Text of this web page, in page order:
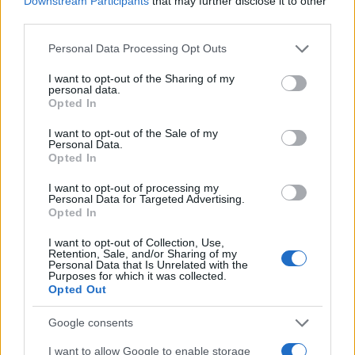
Please note that this website/app uses one or more Google
not limited to your visit or usage behaviour. You may click to
grant or deny consent to Google and its third-party tags to
use your data for below specified purposes in below Google
consent section.
Personal Data Processing Opt Outs
I want to opt-out of the Sharing of my
personal data.
Opted In
I want to opt-out of the Sale of my
Personal Data.
Opted In
I want to opt-out of processing my
Personal Data for Targeted Advertising.
Opted In
I want to opt-out of Collection, Use,
Retention, Sale, and/or Sharing of my
Personal Data that Is Unrelated with the
Purposes for which it was collected.
Opted Out
Google consents
I want to allow Google to enable storage
διανομή συμπληρώνεται από ηθοποιούς «βαρέων
βαρών»: οRobert Pattinson, ηLupita Nyong’oκαι η
Zendayaσυμμετέχουν σε ρόλους που η παραγωγή
Ξεχωριστή αναφορά πρέπει να γίνει στην
γοητευτική και επικίνδυνη μάγισσα που αποτελεί ένα
από τα μεγαλύτερα εμπόδια στο ταξίδι του νόστου.
Πιστός στην παράδοσή του να αποφεύγει τη χρήση
CGI όπου είναι δυνατόν, ο Nolan φαίνεται πως
επένδυσε σε πρακτικά εφέ για να αποδώσει τα
τέρατα της Οδύσσειας. Το trailer χαρίζει μια σύντομη
αλλά τρομακτική ματιά στον Κύκλωπα Πολύφημο. Οι
πληροφορίες θέλουν τον σκηνοθέτη να έχει
χρησιμοποιήσει προηγμένη ρομποτική (animatronics)
για να δώσει ζωή στον μονόφθαλμο γίγαντα,